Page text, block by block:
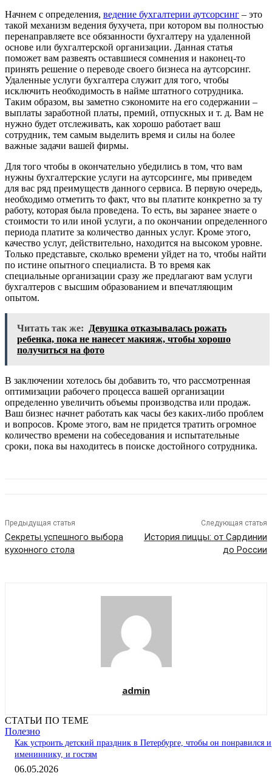
Начнем с определения, ведение бухгалтерии аутсорсинг – это
такой механизм ведения бухучета, при котором вы полностью
перенаправляете все обязанности бухгалтеру на удаленной
основе или бухгалтерской организации. Данная статья
поможет вам развеять оставшиеся сомнения и наконец-то
принять решение о переводе своего бизнеса на аутсорсинг.
Удаленные услуги бухгалтера служит для того, чтобы
исключить необходимость в найме штатного сотрудника.
Таким образом, вы заметно сэкономите на его содержании –
выплаты заработной платы, премий, отпускных и т. д. Вам не
нужно будет отслеживать, как хорошо работает ваш
сотрудник, тем самым выделить время и силы на более
важные задачи вашей фирмы.
Для того чтобы в окончательно убедились в том, что вам
нужны бухгалтерские услуги на аутсорсинге, мы приведем
для вас ряд преимуществ данного сервиса. В первую очередь,
необходимо отметить то факт, что вы платите конкретно за ту
работу, которая была проведена. То есть, вы заранее знаете о
стоимости то или иной услуги, а по окончании определенного
периода платите за количество данных услуг. Кроме этого,
качество услуг, действительно, находится на высоком уровне.
Только представьте, сколько времени уйдет на то, чтобы найти
по истине опытного специалиста. В то время как
специальные организации сразу же предлагают вам услуги
бухгалтеров с высшим образованием и впечатляющим
опытом.
Читать так же:
Девушка отказывалась рожать
ребенка, пока не нанесет макияж, чтобы хорошо
получиться на фото
В заключении хотелось бы добавить то, что рассмотренная
оптимизации рабочего процесса вашей организации
определенно увеличить объемы производства или продаж.
Ваш бизнес начнет работать как часы без каких-либо проблем
и вопросов. Кроме этого, вам не придется тратить огромное
количество времени на собеседования и испытательные
сроки, пока вы находитесь в поиске достойного сотрудника.
Предыдущая статья
Секреты успешного выбора
кухонного стола
Следующая статья
История пиццы: от Сардинии
до России
admin
СТАТЬИ ПО ТЕМЕ
Полезно
Как устроить детский праздник в Петербурге, чтобы он понравился и
имениннику, и гостям
06.05.2026